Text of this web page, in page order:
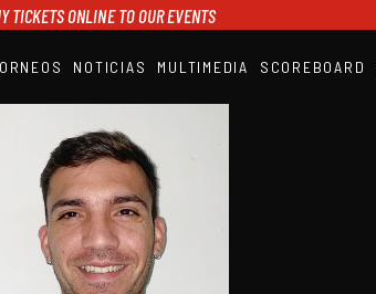
TICKETS ONLINE TO OUR EVENTS
NOTICIAS MULTIMEDIA SCOREBOARD
RANKING
CALENDARIO
TORNEOS
NOTICIAS
MULTIMEDIA
SCOREBOARD
STREAMING